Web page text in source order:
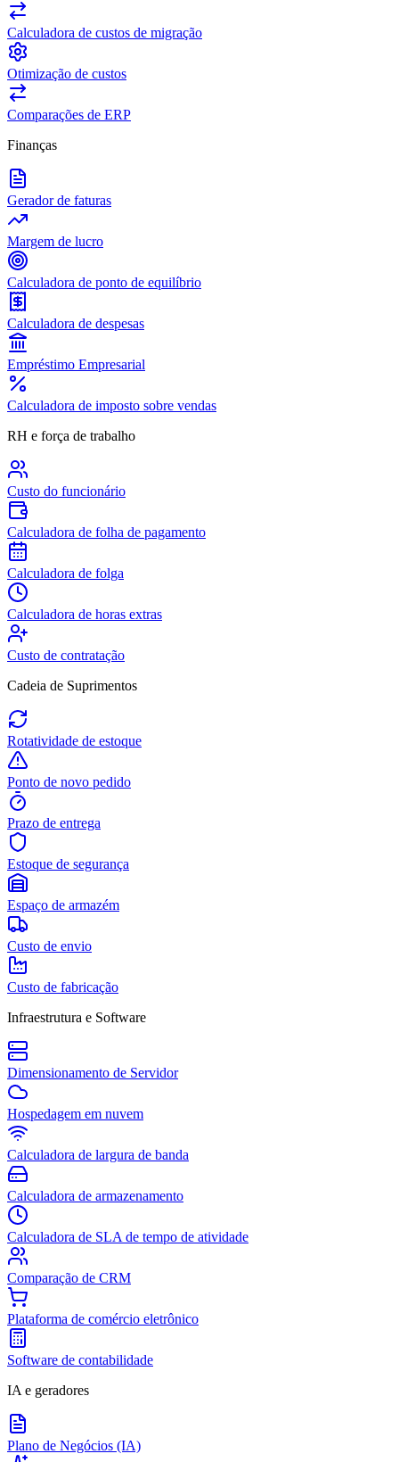
Calculadora de custos de migração
Otimização de custos
Comparações de ERP
Finanças
Gerador de faturas
Margem de lucro
Calculadora de ponto de equilíbrio
Calculadora de despesas
Empréstimo Empresarial
Calculadora de imposto sobre vendas
RH e força de trabalho
Custo do funcionário
Calculadora de folha de pagamento
Calculadora de folga
Calculadora de horas extras
Custo de contratação
Cadeia de Suprimentos
Rotatividade de estoque
Ponto de novo pedido
Prazo de entrega
Estoque de segurança
Espaço de armazém
Custo de envio
Custo de fabricação
Infraestrutura e Software
Dimensionamento de Servidor
Hospedagem em nuvem
Calculadora de largura de banda
Calculadora de armazenamento
Calculadora de SLA de tempo de atividade
Comparação de CRM
Plataforma de comércio eletrônico
Software de contabilidade
IA e geradores
Plano de Negócios (IA)